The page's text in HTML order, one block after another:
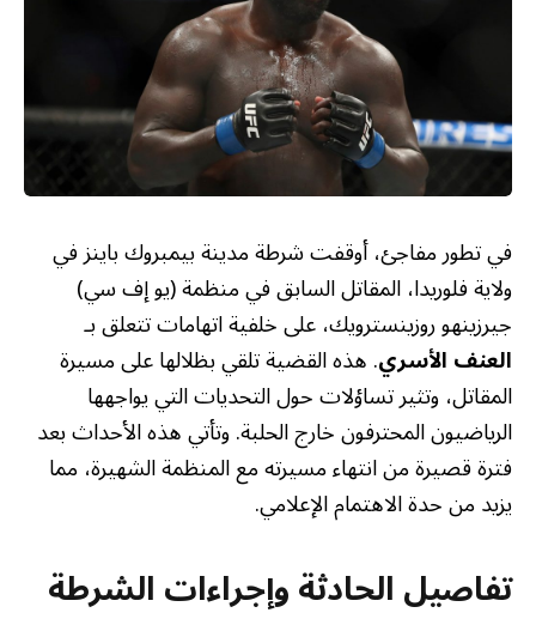
في تطور مفاجئ، أوقفت شرطة مدينة بيمبروك باينز في
ولاية فلوريدا، المقاتل السابق في منظمة (يو إف سي)
جيرزينهو روزينسترويك، على خلفية اتهامات تتعلق بـ
العنف الأسري. هذه القضية تلقي بظلالها على مسيرة
المقاتل، وتثير تساؤلات حول التحديات التي يواجهها
الرياضيون المحترفون خارج الحلبة. وتأتي هذه الأحداث بعد
فترة قصيرة من انتهاء مسيرته مع المنظمة الشهيرة، مما
يزيد من حدة الاهتمام الإعلامي.
تفاصيل الحادثة وإجراءات الشرطة